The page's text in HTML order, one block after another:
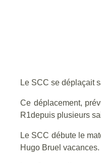
Le SCC se déplaçait
Ce déplacement,
R1depuis plusieurs
Le SCC débute le
Hugo Bruel vacances.